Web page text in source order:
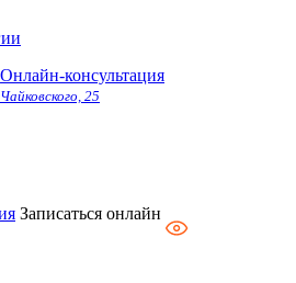
Онлайн-консультация
25
Записаться онлайн